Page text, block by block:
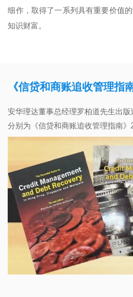
细作，取得了一系列具有重要价值
知识财富。
《信贷和商账追收管理指南
安华理达董事总经理罗柏道先生出
分别为《信贷和商账追收管理指南》